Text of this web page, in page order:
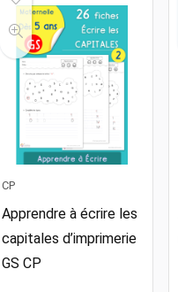
CP
Apprendre à écrire les
capitales d’imprimerie
GS CP